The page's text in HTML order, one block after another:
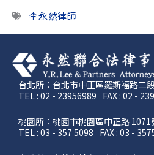
李永然律師
台北所：台北市中正區羅斯福路二
TEL : 02 - 23956989 FAX : 02 -
桃園所：桃園市桃園區中正路 1071
TEL : 03 - 357 5098 FAX : 03 -